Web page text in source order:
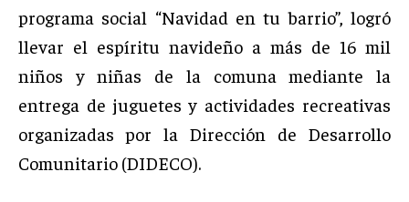
programa social “Navidad en tu barrio”, logró
llevar el espíritu navideño a más de 16 mil
niños y niñas de la comuna mediante la
entrega de juguetes y actividades recreativas
organizadas por la Dirección de Desarrollo
Comunitario (DIDECO).